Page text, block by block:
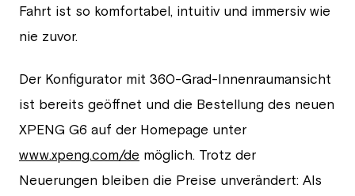
Fahrt ist so komfortabel, intuitiv und immersiv wie
nie zuvor.
Der Konfigurator mit 360-Grad-Innenraumansicht
ist bereits geöffnet und die Bestellung des neuen
XPENG G6 auf der Homepage unter
www.xpeng.com/de möglich. Trotz der
Neuerungen bleiben die Preise unverändert: Als